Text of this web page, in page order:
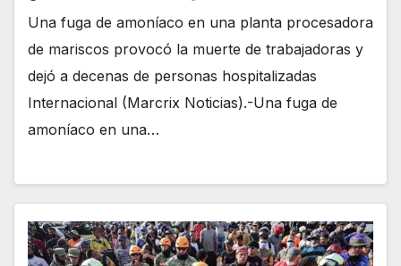
Una fuga de amoníaco en una planta procesadora
de mariscos provocó la muerte de trabajadoras y
dejó a decenas de personas hospitalizadas
Internacional (Marcrix Noticias).-Una fuga de
amoníaco en una…